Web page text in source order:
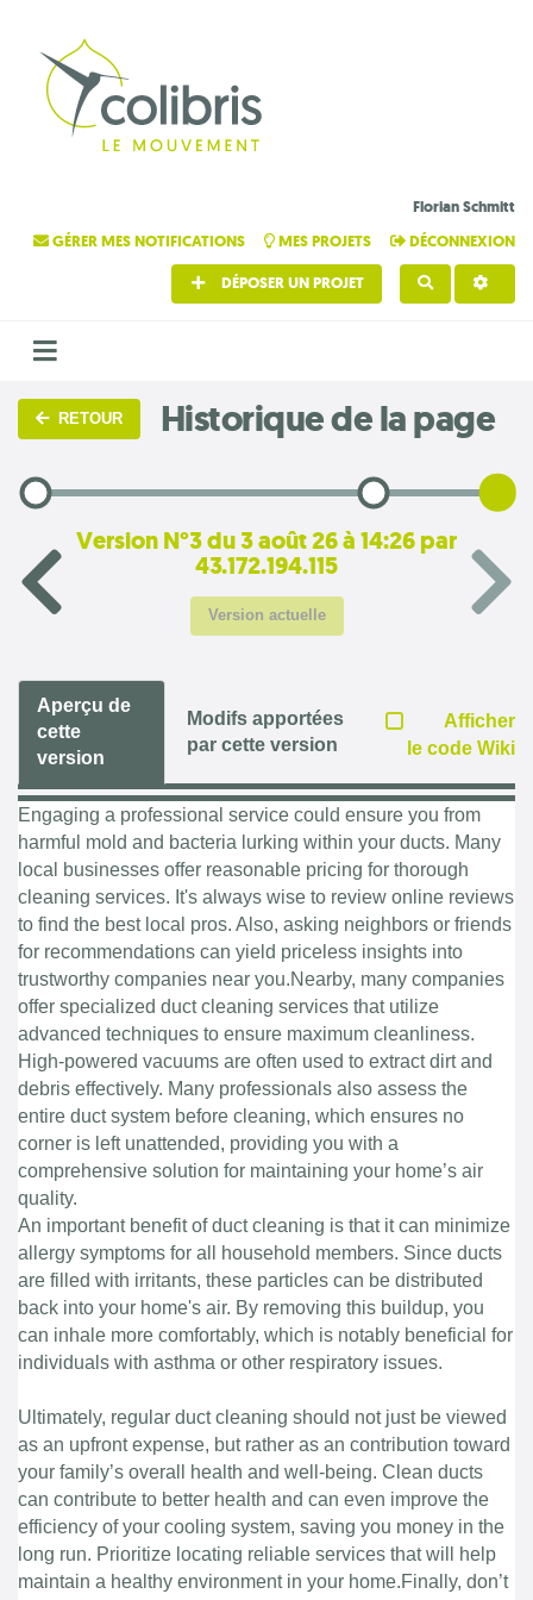
Florian Schmitt
GÉRER MES NOTIFICATIONS
MES PROJETS DÉCONNEXION
DÉPOSER UN PROJET
RETOUR Historique de la page
Version N°3 du 3 août 26 à 14:26 par
43.172.194.115
Version actuelle
Aperçu de
cette
version
Modifs apportées
par cette version
Afficher
le code Wiki